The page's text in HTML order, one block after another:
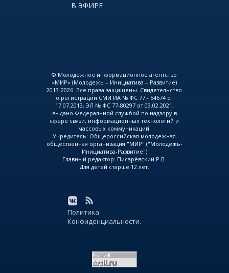
В ЭФИРЕ
© Молодежное информационное агентство
«МИР» (Молодежь – Инициатива – Развитие)
2013-2026. Все права защищены. Свидетельство
о регистрации СМИ ИА № ФС 77 - 54674 от
17.07.2013, ЭЛ № ФС 77-80297 от 09.02.2021,
выдано Федеральной службой по надзору в
сфере связи, информационных технологий и
массовых коммуникаций.
Учредитель: Общероссийская молодежная
общественная организация "МИР" ("Молодежь-
Инициатива-Развитие")
Главный редактор: Писарёвский Р.В.
Для детей старше 12 лет.
Политика
Конфиденциальности.